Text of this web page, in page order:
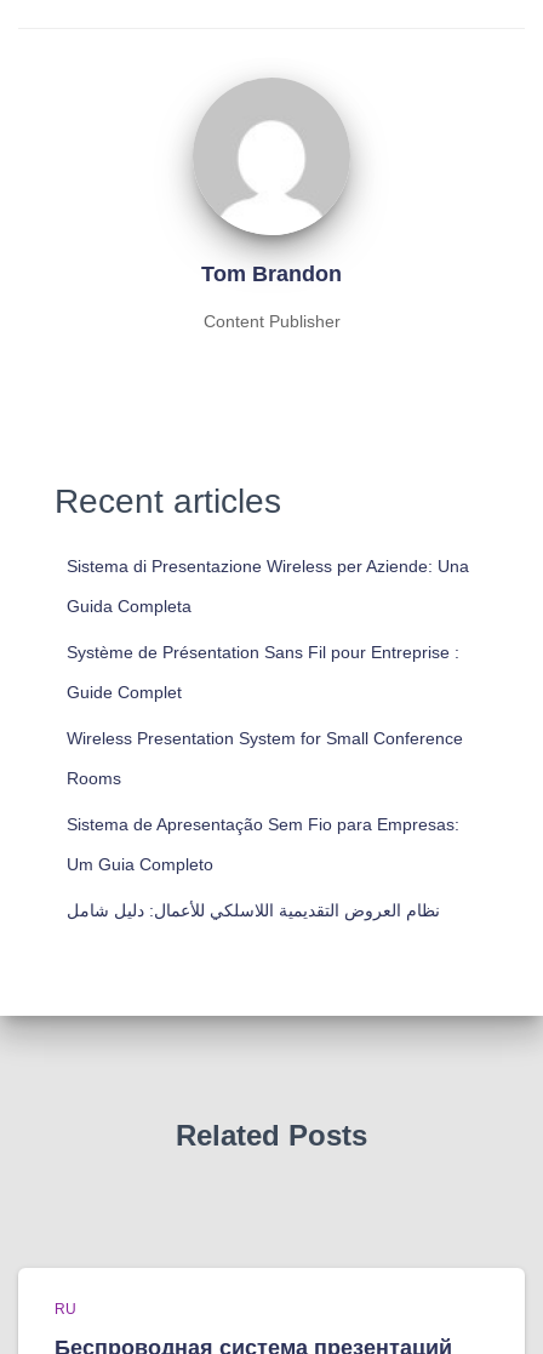
Tom Brandon
Content Publisher
Recent articles
Sistema di Presentazione Wireless per Aziende: Una
Guida Completa
Système de Présentation Sans Fil pour Entreprise :
Guide Complet
Wireless Presentation System for Small Conference
Rooms
Sistema de Apresentação Sem Fio para Empresas:
Um Guia Completo
نظام العروض التقديمية اللاسلكي للأعمال: دليل شامل
Related Posts
RU
Беспроводная система презентаций